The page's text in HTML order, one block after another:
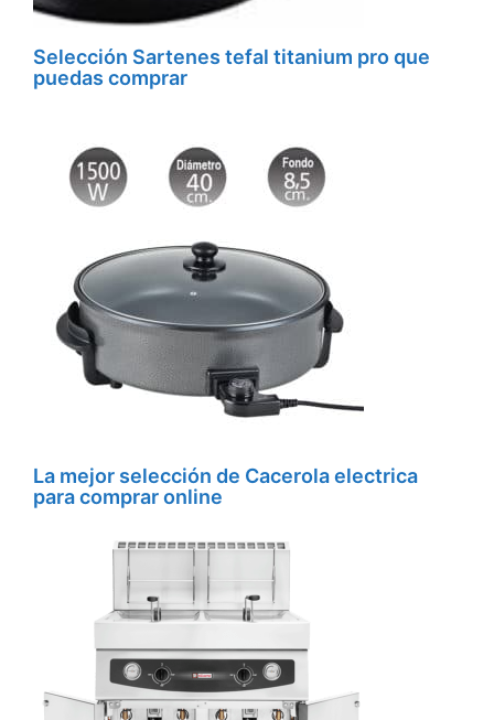
Selección Sartenes tefal titanium pro que
puedas comprar
La mejor selección de Cacerola electrica
para comprar online